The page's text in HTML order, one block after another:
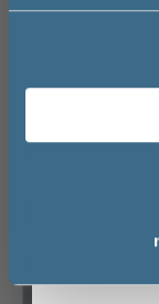
Frontelement
Email